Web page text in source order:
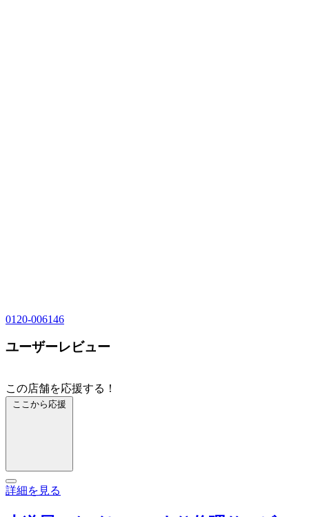
0120-006146
ユーザーレビュー
この店舗を応援する！
ここから応援
詳細を見る